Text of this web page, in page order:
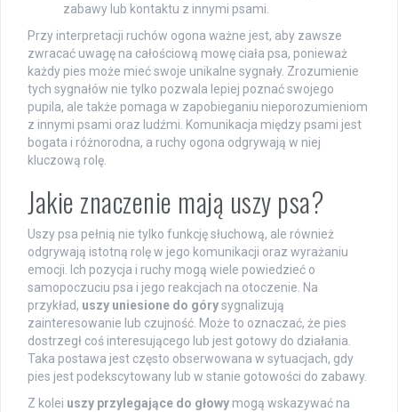
zabawy lub kontaktu z innymi psami.
Przy interpretacji ruchów ogona ważne jest, aby zawsze
zwracać uwagę na całościową mowę ciała psa, ponieważ
każdy pies może mieć swoje unikalne sygnały. Zrozumienie
tych sygnałów nie tylko pozwala lepiej poznać swojego
pupila, ale także pomaga w zapobieganiu nieporozumieniom
z innymi psami oraz ludźmi. Komunikacja między psami jest
bogata i różnorodna, a ruchy ogona odgrywają w niej
kluczową rolę.
Jakie znaczenie mają uszy psa?
Uszy psa pełnią nie tylko funkcję słuchową, ale również
odgrywają istotną rolę w jego komunikacji oraz wyrażaniu
emocji. Ich pozycja i ruchy mogą wiele powiedzieć o
samopoczuciu psa i jego reakcjach na otoczenie. Na
przykład, uszy uniesione do górysygnalizują
zainteresowanie lub czujność. Może to oznaczać, że pies
dostrzegł coś interesującego lub jest gotowy do działania.
Taka postawa jest często obserwowana w sytuacjach, gdy
pies jest podekscytowany lub w stanie gotowości do zabawy.
Z kolei uszy przylegające do głowy mogą wskazywać na